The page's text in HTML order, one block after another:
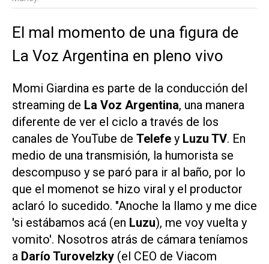
El mal momento de una figura de
La Voz Argentina en pleno vivo
Momi Giardina es parte de la conducción del
streaming de La Voz Argentina, una manera
diferente de ver el ciclo a través de los
canales de YouTube de Telefe y Luzu TV. En
medio de una transmisión, la humorista se
descompuso y se paró para ir al baño, por lo
que el momenot se hizo viral y el productor
aclaró lo sucedido. "Anoche la llamo y me dice
'si estábamos acá (en Luzu), me voy vuelta y
vomito'. Nosotros atrás de cámara teníamos
a Darío Turovelzky (el CEO de Viacom